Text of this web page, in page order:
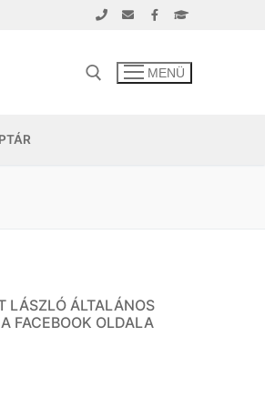
MENÜ
LÁSZLÓ ÁLTALÁNOS
FACEBOOK OLDALA